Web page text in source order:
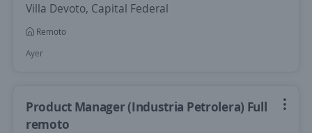
Villa Devoto, Capital Federal
Remoto
Ayer
Product Manager (Industria Petrolera) Full
remoto